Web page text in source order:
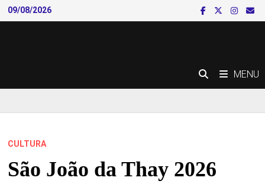
Skip
to
09/08/2026
MENU
CULTURA
São João da Thay 2026